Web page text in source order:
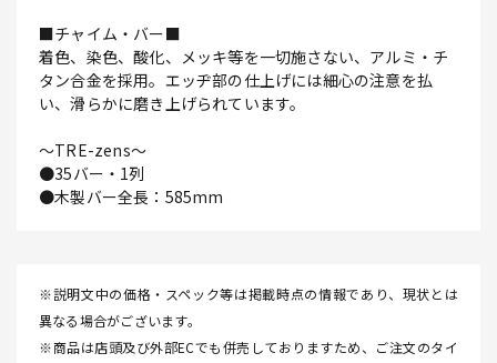
■チャイム・バー■
着色、染色、酸化、メッキ等を一切施さない、アルミ・チ
タン合金を採用。エッヂ部の仕上げには細心の注意を払
い、滑らかに磨き上げられています。
～TRE-zens～
●35バー・1列
●木製バー全長：585mm
※説明文中の価格・スペック等は掲載時点の情報であり、現状とは
異なる場合がございます。
※商品は店頭及び外部ECでも併売しておりますため、ご注文のタイ